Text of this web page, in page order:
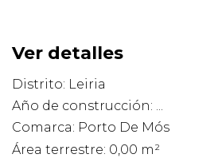
Ver detalles
Distrito: Leiria
Año de construcción: ...
Comarca: Porto De Mós
Área terrestre: 0,00 m²